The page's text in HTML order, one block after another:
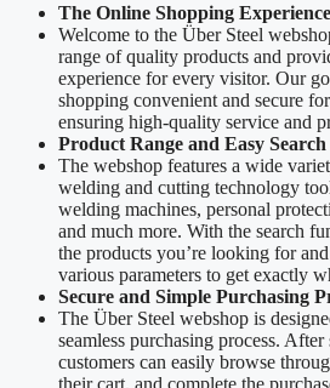
The Online Shopping
Welcome to the Über Steel
range of quality products and
experience for every visitor. Our
shopping convenient and secure
ensuring high-quality service and
Product Range and Easy Search
The webshop features a wide
welding and cutting technology
welding machines, personal
and much more. With the search
the products you’re looking for
various parameters to get exactly
Secure and Simple Purchasing
The Über Steel webshop is
seamless purchasing process.
customers can easily browse
their cart, and complete the